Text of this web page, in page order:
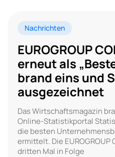
Nachrichten
EUROGROUP
erneut als
brand eins und
ausgezeichnet
Das Wirtschaftsmagazin
Online-Statistikportal
die besten
ermittelt. Die EUROGROUP
dritten Mal in Folge